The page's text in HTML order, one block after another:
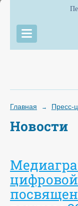
Главная → Пресс-
Новости